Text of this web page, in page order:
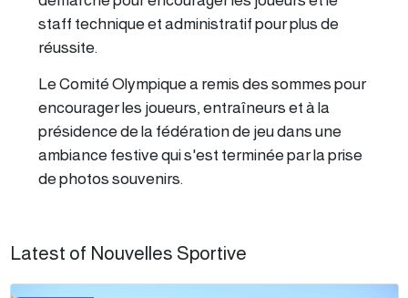
staff technique et administratif pour plus de
réussite.
Le Comité Olympique a remis des sommes pour
encourager les joueurs, entraîneurs et à la
présidence de la fédération de jeu dans une
ambiance festive qui s'est terminée par la prise
de photos souvenirs.
Latest of Nouvelles Sportive